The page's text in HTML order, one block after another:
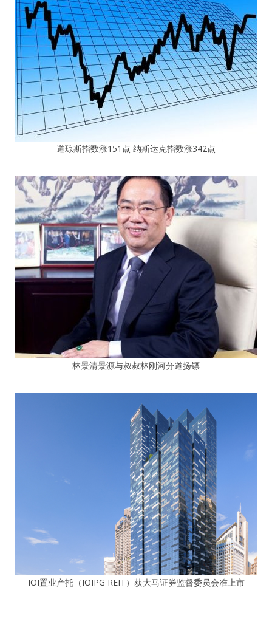
道琼斯指数涨151点 纳斯达克指数涨342点
林景清景源与叔叔林刚河分道扬镖
IOI置业产托（IOIPG REIT）获大马证券监督委员会准上市